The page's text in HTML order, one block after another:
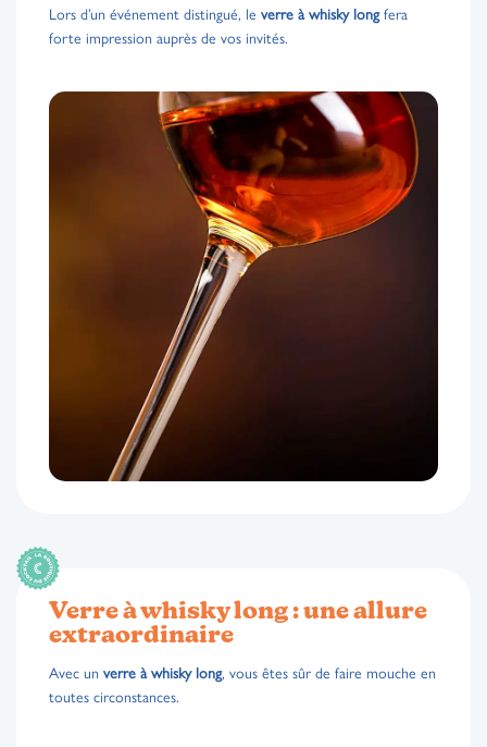
Lors d’un événement distingué, le verre à whisky longfera
forte impression auprès de vos invités.
Verre à whisky long : une allure
extraordinaire
Avec un verre à whisky long, vous êtes sûr de faire mouche en
toutes circonstances.